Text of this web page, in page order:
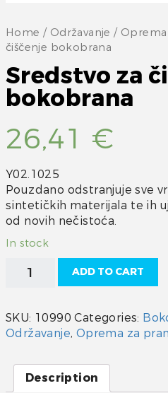
Home / Održavanje /
čiščenje bokobrana
Sredstvo za
bokobrana
26,41 €
Y02.1025
Pouzdano odstranjuje sve
sintetičkih materijala te ih
od novih nečistoća.
In stock
Sredstvo
bokobrana
quantity
ADD TO CART
SKU: 10990 Categories:
Održavanje, Oprema za
Description